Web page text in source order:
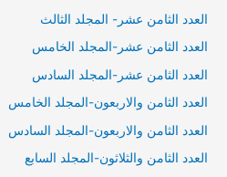
العدد الثامن عشر- المجلد الثالث
العدد الثامن عشر-المجلد الخامس
العدد الثامن عشر-المجلد السادس
العدد الثامن والاربعون-المجلد الخامس
العدد الثامن والاربعون-المجلد السادس
العدد الثامن والثلاثون-المجلد السابع